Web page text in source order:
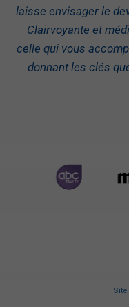
laisse envisager le
Clairvoyante et
celle qui vous
donnant les clés